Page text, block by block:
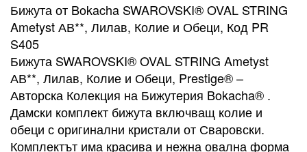
Бижута от Bokacha SWAROVSKI® OVAL STRING
Ametyst АВ**, Лилав, Колие и Обеци, Код PR
S405
Бижута SWAROVSKI® OVAL STRING Ametyst
АВ**, Лилав, Колие и Обеци, Prestige® –
Авторска Колекция на Бижутерия Bokacha® .
Дамски комплект бижута включващ колие и
обеци с оригинални кристали от Сваровски.
Комплектът има красива и нежна овална форма